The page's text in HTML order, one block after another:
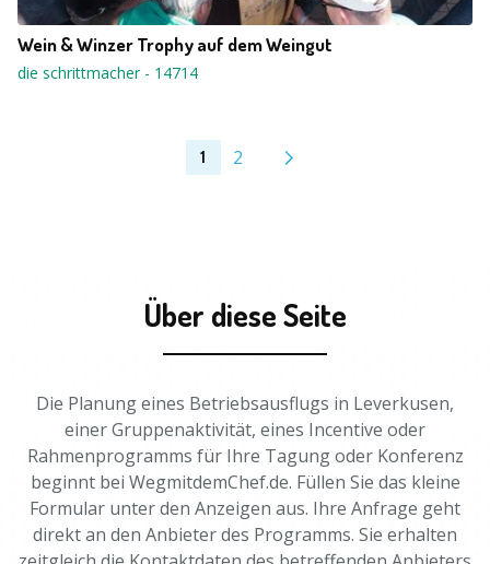
Wein & Winzer Trophy auf dem Weingut
die schrittmacher- 14714
1 2
Über diese Seite
Die Planung eines Betriebsausflugs in Leverkusen,
einer Gruppenaktivität, eines Incentive oder
Rahmenprogramms für Ihre Tagung oder Konferenz
beginnt bei WegmitdemChef.de. Füllen Sie das kleine
Formular unter den Anzeigen aus. Ihre Anfrage geht
direkt an den Anbieter des Programms. Sie erhalten